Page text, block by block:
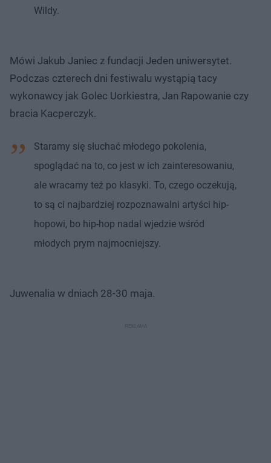
Wildy.
Mówi Jakub Janiec z fundacji Jeden uniwersytet.
Podczas czterech dni festiwalu wystąpią tacy
wykonawcy jak Golec Uorkiestra, Jan Rapowanie czy
bracia Kacperczyk.
Staramy się słuchać młodego pokolenia,
spoglądać na to, co jest w ich zainteresowaniu,
ale wracamy też po klasyki. To, czego oczekują,
to są ci najbardziej rozpoznawalni artyści hip-
hopowi, bo hip-hop nadal wjedzie wśród
młodych prym najmocniejszy.
Juwenalia w dniach 28-30 maja.